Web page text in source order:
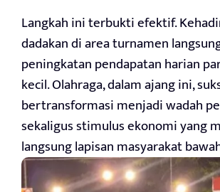
Langkah ini terbukti efektif.
dadakan di area turnamen
peningkatan pendapatan harian
kecil. Olahraga, dalam ajang ini,
bertransformasi menjadi wadah
sekaligus stimulus ekonomi yang
langsung lapisan masyarakat